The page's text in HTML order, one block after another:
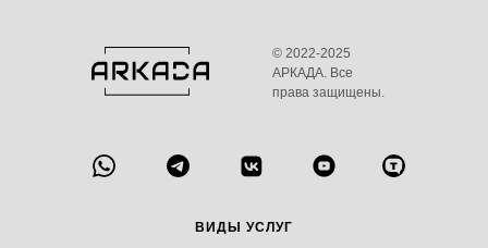
ВИДЫ УСЛУГ
© 2022-2025
АРКАДА. Все
права защищены.